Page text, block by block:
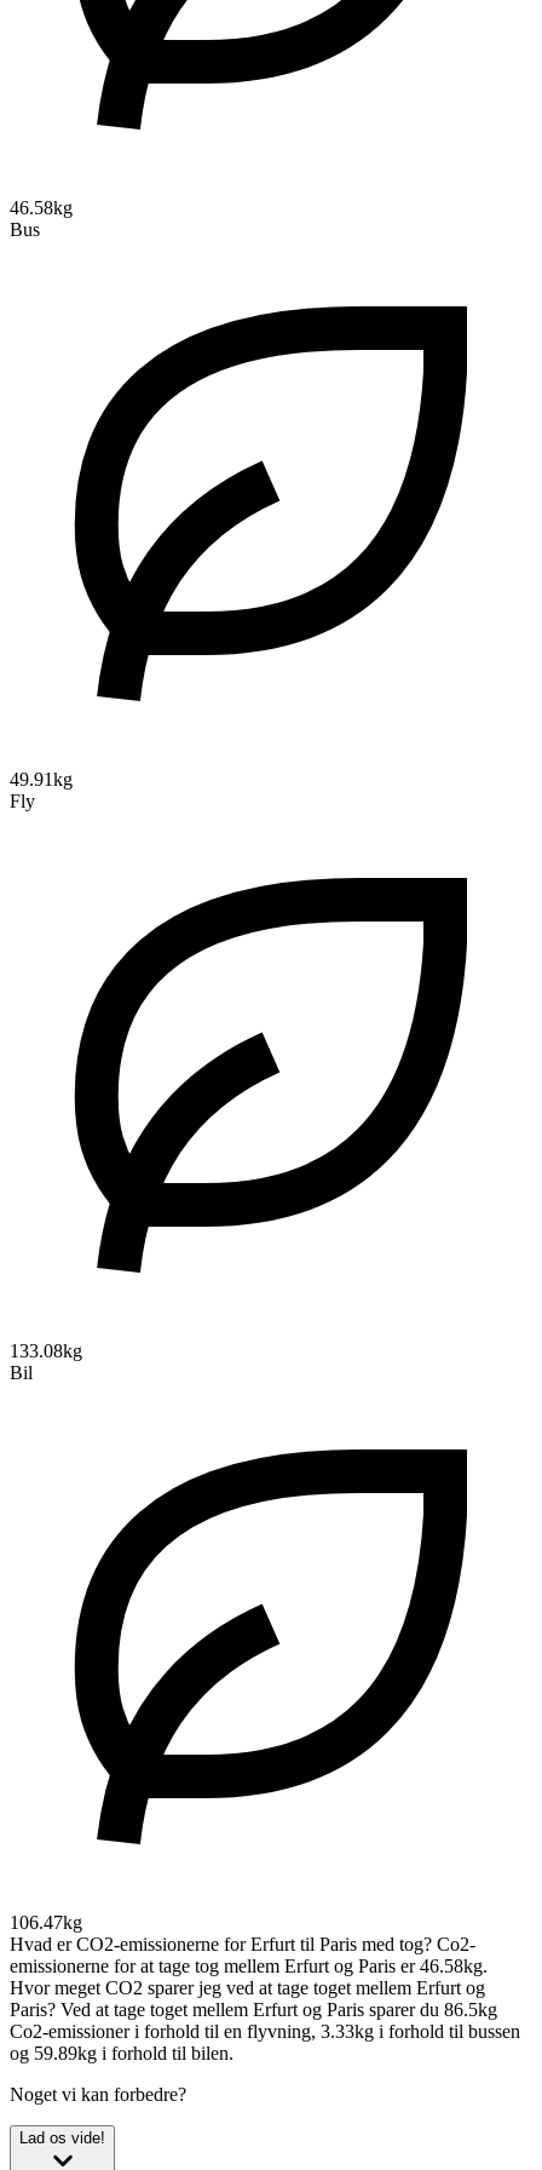
46.58kg
Bus
49.91kg
Fly
133.08kg
Bil
106.47kg
Hvad er CO2-emissionerne for Erfurt til Paris med tog? Co2-
emissionerne for at tage tog mellem Erfurt og Paris er 46.58kg.
Hvor meget CO2 sparer jeg ved at tage toget mellem Erfurt og
Paris? Ved at tage toget mellem Erfurt og Paris sparer du 86.5kg
Co2-emissioner i forhold til en flyvning, 3.33kg i forhold til bussen
og 59.89kg i forhold til bilen.
Noget vi kan forbedre?
Lad os vide!